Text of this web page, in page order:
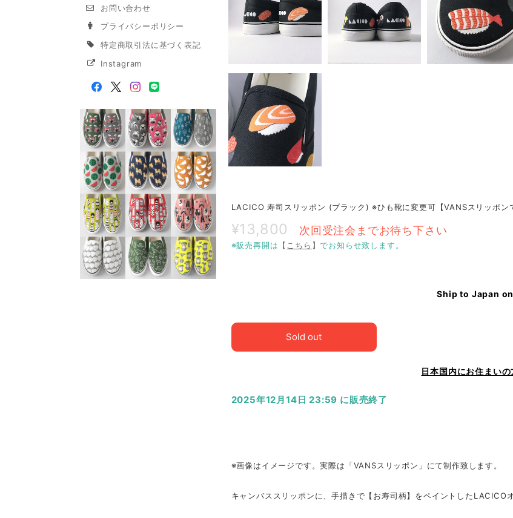
お問い合わせ
プライバシーポリシー
特定商取引法に基づく表記
Instagram
LACICO 寿司スリッポン (ブラック) ※ひも靴に変更可【VANSスリッポン
¥13,800 次回受注会までお待ち下さい
※販売再開は 【 こちら 】でお知らせ致します。
Ship to Japan
Sold out
日本国内にお住まいの
2025年12月14日 23:59 に販売終了
※画像はイメージです。実際は「VANSスリッポン」にて制作致します。
キャンバススリッポンに、手描きで【お寿司柄】をペイントしたLACICO